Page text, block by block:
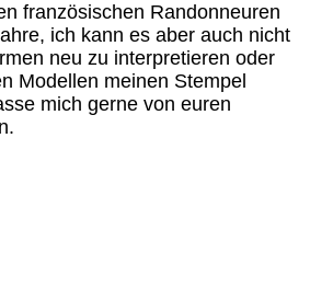
französischen Randonneuren
ich kann es aber auch nicht
neu zu interpretieren oder
Modellen meinen Stempel
mich gerne von euren